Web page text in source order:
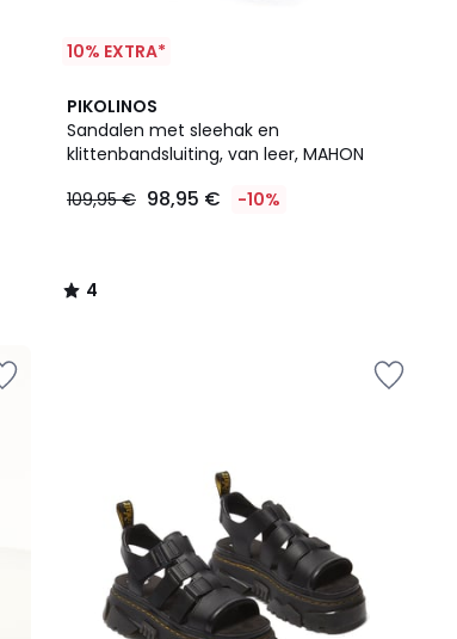
10% EXTRA*
PIKOLINOS
Sandalen met sleehak en
klittenbandsluiting, van leer, MAHON
109,95 € 98,95 € -10%
4
/
5
4
/